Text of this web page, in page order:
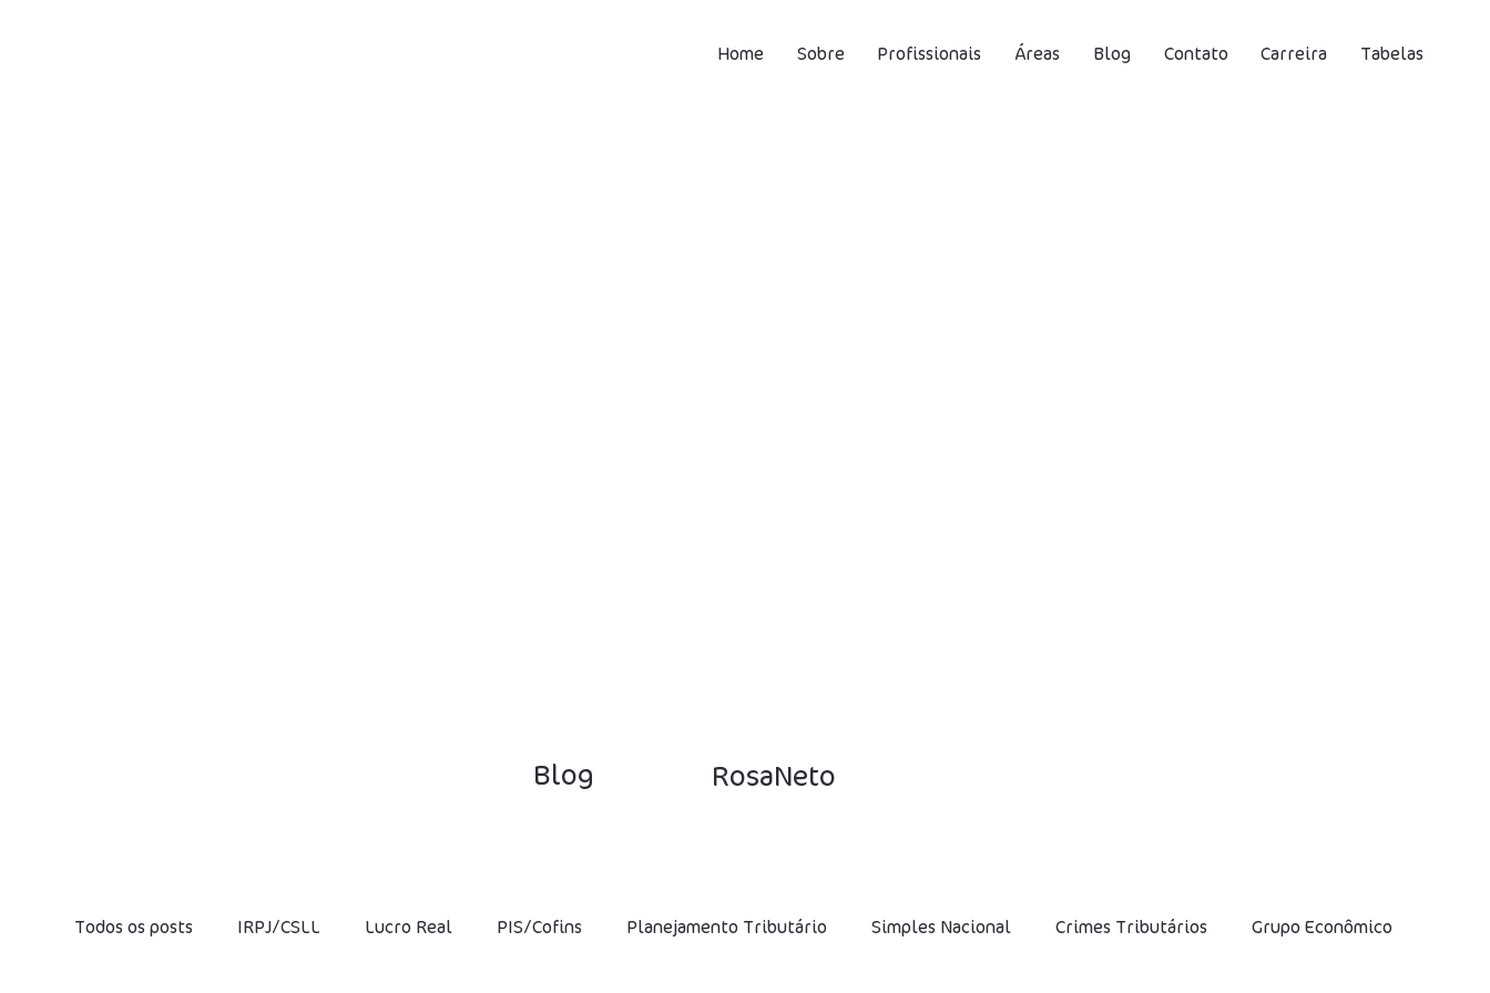
Home Sobre Profissionais Áreas Blog Contato Carreira Tabelas
Todos os posts IRPJ/CSLL Lucro Real PIS/Cofins Planejamento Tributário Simples Nacional Crimes Tributários Grupo Econômico
Blog RosaNeto